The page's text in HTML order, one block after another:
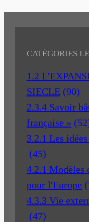
CATÉGORIES
1.2
SIECLE (90)
2.3.4 Savoir
française »
3.2.1 Les
(45)
4.2.1 Modèles
pour l'Europe
4.3.3 Vie
(47)